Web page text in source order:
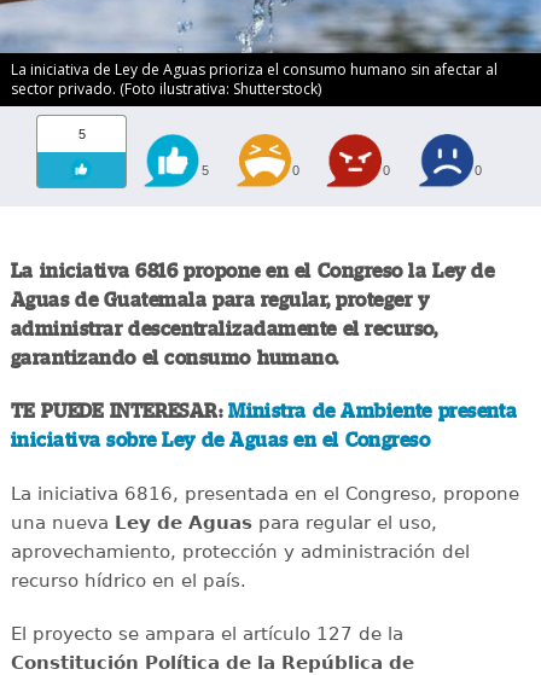
La iniciativa de Ley de Aguas prioriza el consumo humano sin afectar al
sector privado. (Foto ilustrativa: Shutterstock)
5
5 0 0 0
La iniciativa 6816 propone en el Congreso la Ley de
Aguas de Guatemala para regular, proteger y
administrar descentralizadamente el recurso,
garantizando el consumo humano.
TE PUEDE INTERESAR:Ministra de Ambiente presenta
iniciativa sobre Ley de Aguas en el Congreso
La iniciativa 6816, presentada en el Congreso, propone
una nueva Ley de Aguaspara regular el uso,
aprovechamiento, protección y administración del
recurso hídrico en el país.
El proyecto se ampara el artículo 127 de la
Constitución Política de la República de